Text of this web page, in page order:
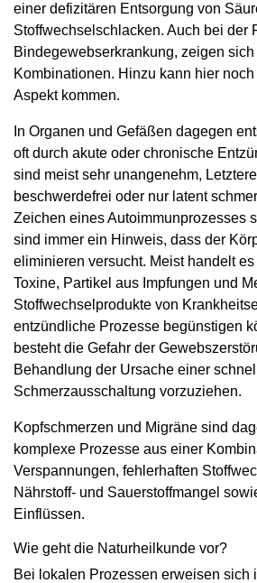
einer defizitären Entsorgung von
Stoffwechselschlacken. Auch bei der
Bindegewebserkrankung, zeigen
Kombinationen. Hinzu kann hier
Aspekt kommen.
In Organen und Gefäßen dagegen
oft durch akute oder chronische
sind meist sehr unangenehm,
beschwerdefrei oder nur latent
Zeichen eines Autoimmunprozesses
sind immer ein Hinweis, dass der
eliminieren versucht. Meist handelt
Toxine, Partikel aus Impfungen und
Stoffwechsel­produkte von
entzündliche Prozesse begünstigen
besteht die Gefahr der
Behandlung der Ursache einer
Schmerzausschaltung vorzuziehen.
Kopfschmerzen und Migräne sind
komplexe Prozesse aus einer
Verspannungen, fehlerhaften
Nährstoff- und Sauerstoffmangel
Einflüssen.
Wie geht die Naturheilkunde vor?
Bei lokalen Prozessen erweisen sich